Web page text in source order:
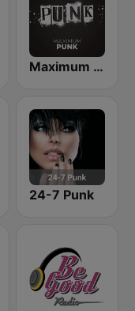
Maximum Punk
24-7 Punk